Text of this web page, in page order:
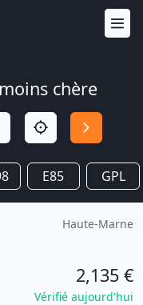
chère
E85 GPL
Haute-Marne
2,135 €
Vérifié aujourd'hui